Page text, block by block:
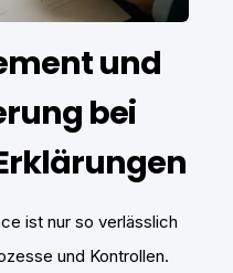
und
bei
ist nur so verlässlich
und Kontrollen.